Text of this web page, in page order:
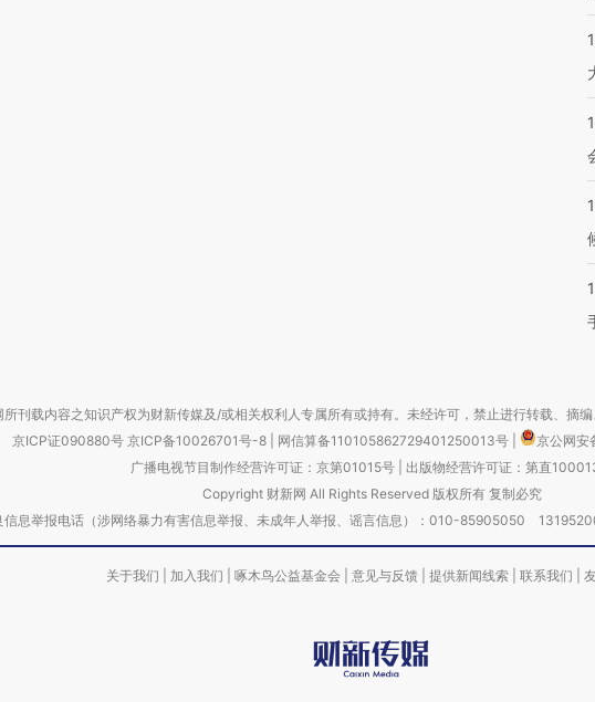
所刊载内容之知识产权为财新传媒及/或相关权利人专属所有或持有。未经许可，禁止进行转载、摘编
京ICP证090880号 京ICP备10026701号-8 网信算备110105862729401250013号
京公网
广播电视节目制作经营许可证：京第01015号| 出版物经营许可证：第直
Copyright 财新网 All Rights Reserved 版权所有 复制必究
信息举报电话（涉网络暴力有害信息举报、未成年人举报、谣言信息）：010-85905050
关于我们 加入我们 啄木鸟公益基金会 意见与反馈 提供新闻线索 联系我们